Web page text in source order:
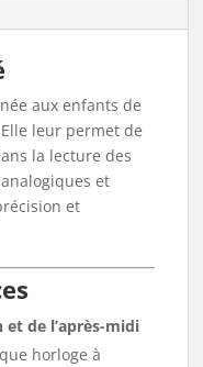
aux enfants de
leur permet de
la lecture des
et
et
de l’après-midi
horloge à